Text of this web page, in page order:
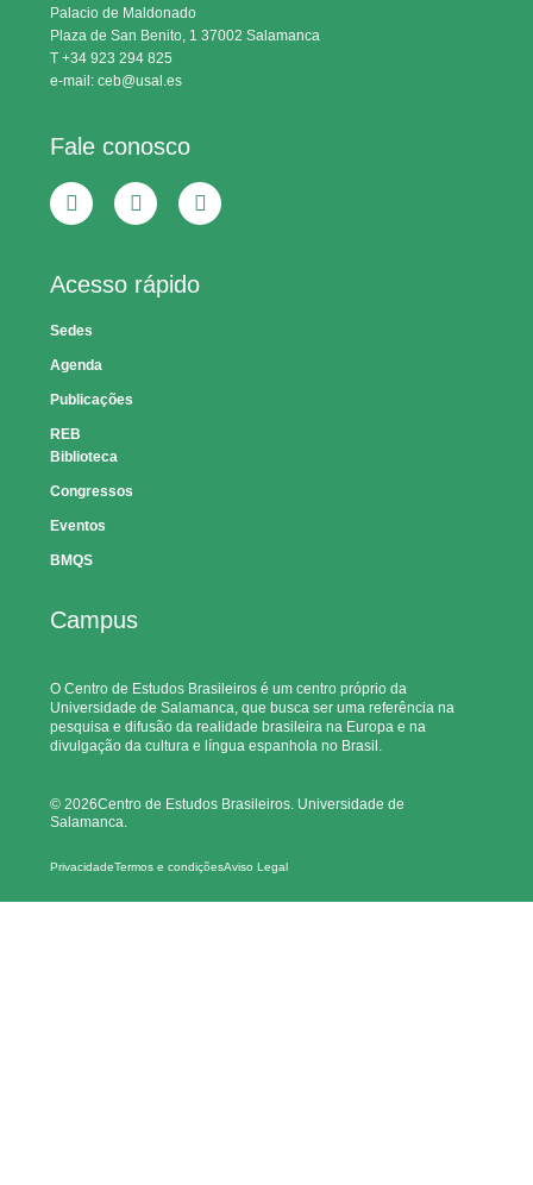
Palacio de Maldonado
Plaza de San Benito, 1 37002 Salamanca
T +34 923 294 825
e-mail: ceb@usal.es
Fale conosco
Acesso rápido
Sedes
Agenda
Publicações
REB
Biblioteca
Congressos
Eventos
BMQS
Campus
O Centro de Estudos Brasileiros é um centro próprio da
Universidade de Salamanca, que busca ser uma referência na
pesquisa e difusão da realidade brasileira na Europa e na
divulgação da cultura e língua espanhola no Brasil.
© 2026Centro de Estudos Brasileiros. Universidade de
Salamanca.
PrivacidadeTermos e condiçõesAviso Legal